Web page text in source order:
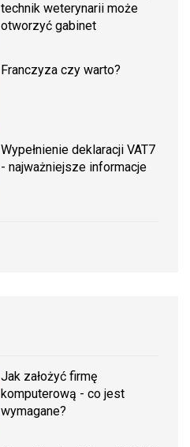
technik weterynarii może
otworzyć gabinet
Franczyza czy warto?
Wypełnienie deklaracji VAT7
- najważniejsze informacje
Jak założyć firmę
komputerową - co jest
wymagane?